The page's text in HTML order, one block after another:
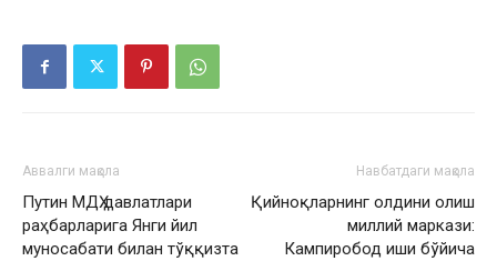
Аввалги мақола
Путин МДҲ давлатлари
раҳбарларига Янги йил
муносабати билан тўққизта
Навбатдаги мақола
Қийноқларнинг олдини олиш
миллий маркази:
Кампиробод иши бўйича